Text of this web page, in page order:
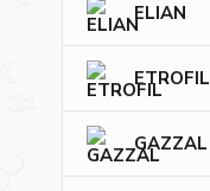
ELIAN
ETROFIL
GAZZAL